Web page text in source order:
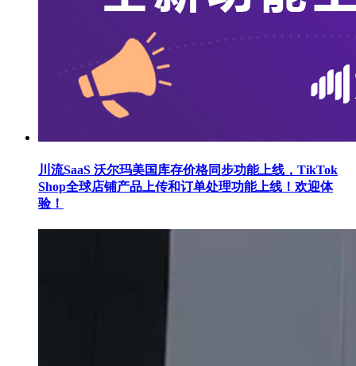
川流SaaS 沃尔玛美国库存价格同步功能上线，TikTok
Shop全球店铺产品上传和订单处理功能上线！欢迎体
验！